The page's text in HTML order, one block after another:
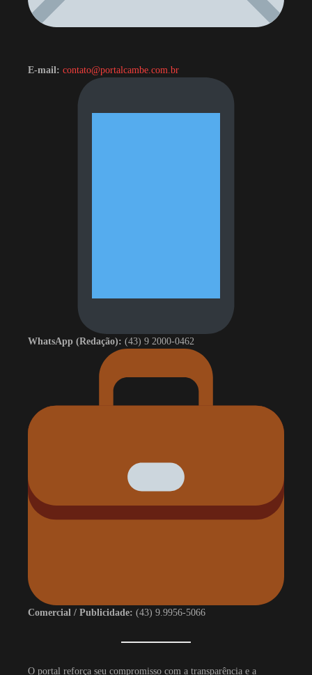
E-mail: contato@portalcambe.com.br
WhatsApp (Redação): (43) 9 2000-0462
Comercial / Publicidade: (43) 9.9956-5066
O portal reforça seu compromisso com a transparência e a